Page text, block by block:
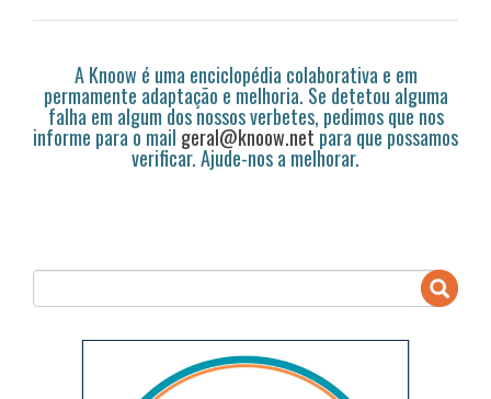
A Knoow é uma enciclopédia colaborativa e em
permamente adaptação e melhoria. Se detetou alguma
falha em algum dos nossos verbetes, pedimos que nos
informe para o mail geral@knoow.netpara que possamos
verificar. Ajude-nos a melhorar.